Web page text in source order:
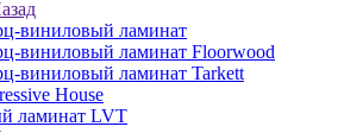
виниловый ламинат
виниловый ламинат Floorwood
виниловый ламинат Tarkett
House
ламинат LVT